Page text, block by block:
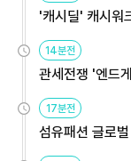
'캐시딜' 캐시워
14분전
관세전쟁 '엔드
17분전
섬유패션 글로